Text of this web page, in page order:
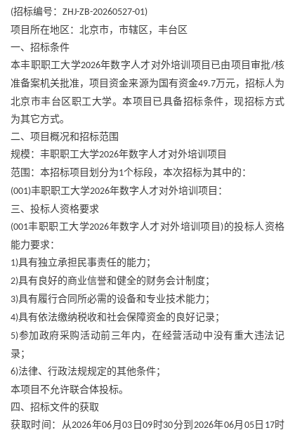
(招标编号： ZHJ-ZB-20260527-01)
项目所在地区：北京市，市辖区，丰台区
一、招标条件
本丰职职工大学2026年数字人才对外培训项目已由项目审批/核
准备案机关批准，项目资金来源为国有资金49.7万元，招标人为
北京市丰台区职工大学。本项目已具备招标条件，现招标方式
为其它方式。
二、项目概况和招标范围
规模：丰职职工大学2026年数字人才对外培训项目
范围：本招标项目划分为1个标段，本次招标为其中的：
(001)丰职职工大学2026年数字人才对外培训项目：
三、投标人资格要求
(001丰职职工大学2026年数字人才对外培训项目)的投标人资格
能力要求：
1)具有独立承担民事责任的能力；
2)具有良好的商业信誉和健全的财务会计制度；
3)具有履行合同所必需的设备和专业技术能力；
4)具有依法缴纳税收和社会保障资金的良好记录；
5)参加政府采购活动前三年内，在经营活动中没有重大违法记
录；
6)法律、行政法规规定的其他条件；
本项目不允许联合体投标。
四、招标文件的获取
获取时间：从2026年06月 03 日 09 时30分到 2026年06月 05日 17时